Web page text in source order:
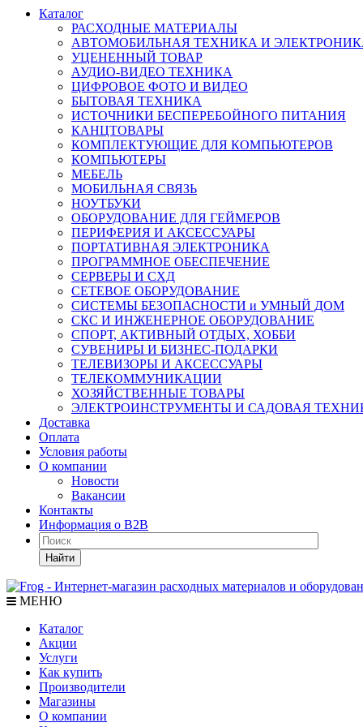
Каталог
РАСХОДНЫЕ МАТЕРИАЛЫ
АВТОМОБИЛЬНАЯ ТЕХНИКА И
УЦЕНЕННЫЙ ТОВАР
АУДИО-ВИДЕО ТЕХНИКА
ЦИФРОВОЕ ФОТО И ВИДЕО
БЫТОВАЯ ТЕХНИКА
ИСТОЧНИКИ БЕСПЕРЕБОЙНОГО ПИТАНИЯ
КАНЦТОВАРЫ
КОМПЛЕКТУЮЩИЕ ДЛЯ КОМПЬЮТЕРОВ
КОМПЬЮТЕРЫ
МЕБЕЛЬ
МОБИЛЬНАЯ СВЯЗЬ
НОУТБУКИ
ОБОРУДОВАНИЕ ДЛЯ ГЕЙМЕРОВ
ПЕРИФЕРИЯ И АКСЕССУАРЫ
ПОРТАТИВНАЯ ЭЛЕКТРОНИКА
ПРОГРАММНОЕ ОБЕСПЕЧЕНИЕ
СЕРВЕРЫ И СХД
СЕТЕВОЕ ОБОРУДОВАНИЕ
СИСТЕМЫ БЕЗОПАСНОСТИ и УМНЫЙ ДОМ
СКС И ИНЖЕНЕРНОЕ ОБОРУДОВАНИЕ
СПОРТ, АКТИВНЫЙ ОТДЫХ, ХОББИ
СУВЕНИРЫ И БИЗНЕС-ПОДАРКИ
ТЕЛЕВИЗОРЫ И АКСЕССУАРЫ
ТЕЛЕКОММУНИКАЦИИ
ХОЗЯЙСТВЕННЫЕ ТОВАРЫ
ЭЛЕКТРОИНСТРУМЕНТЫ И САДОВАЯ
Доставка
Оплата
Условия работы
О компании
Новости
Вакансии
Контакты
Информация о B2B
Найти
МЕНЮ
Каталог
Акции
Услуги
Как купить
Производители
Магазины
О компании